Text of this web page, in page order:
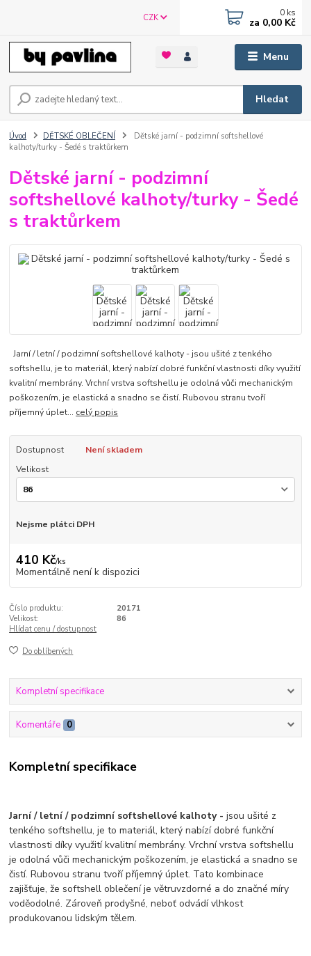
Menu
CZK
Hledat
0 ks
za 0,00 Kč
Úvod DĚTSKÉ OBLEČENÍ
Dětské jarní - podzimní softshellové
kalhoty/turky - Šedé s traktůrkem
Dětské jarní - podzimní
softshellové kalhoty/turky - Šedé
s traktůrkem
Jarní / letní / podzimní softshellové kalhoty - jsou ušité z tenkého
softshellu, je to materiál, který nabízí dobré funkční vlastnosti díky využití
kvalitní membrány. Vrchní vrstva softshellu je odolná vůči mechanickým
poškozením, je elastická a snadno se čistí. Rubovou stranu tvoří
příjemný úplet... celý popis
Dostupnost
Není skladem
Velikost
Nejsme plátci DPH
410 Kč/ks
Momentálně není k dispozici
Číslo produktu:
20171
Velikost:
86
Hlídat cenu / dostupnost
Do oblíbených
Kompletní specifikace
Komentáře 0
Kompletní specifikace
Jarní / letní / podzimní softshellové kalhoty -jsou ušité z
tenkého softshellu, je to materiál, který nabízí dobré funkční
vlastnosti díky využití kvalitní membrány. Vrchní vrstva softshellu
je odolná vůči mechanickým poškozením, je elastická a snadno se
čistí. Rubovou stranu tvoří příjemný úplet. Tato kombinace
zajišťuje, že softshell oblečení je větruvzdorné a do značné míry
voděodolné. Zároveň prodyšné, neboť odvádí vlhkost
produkovanou lidským tělem.